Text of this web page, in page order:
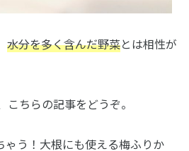
水分を多く含んだ野菜とは相性が
ちらの記事をどうぞ。
ゃう！大根にも使える梅ふりか